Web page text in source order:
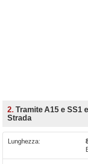
2. Tramite A15 e SS1
Strada
Lunghezza: